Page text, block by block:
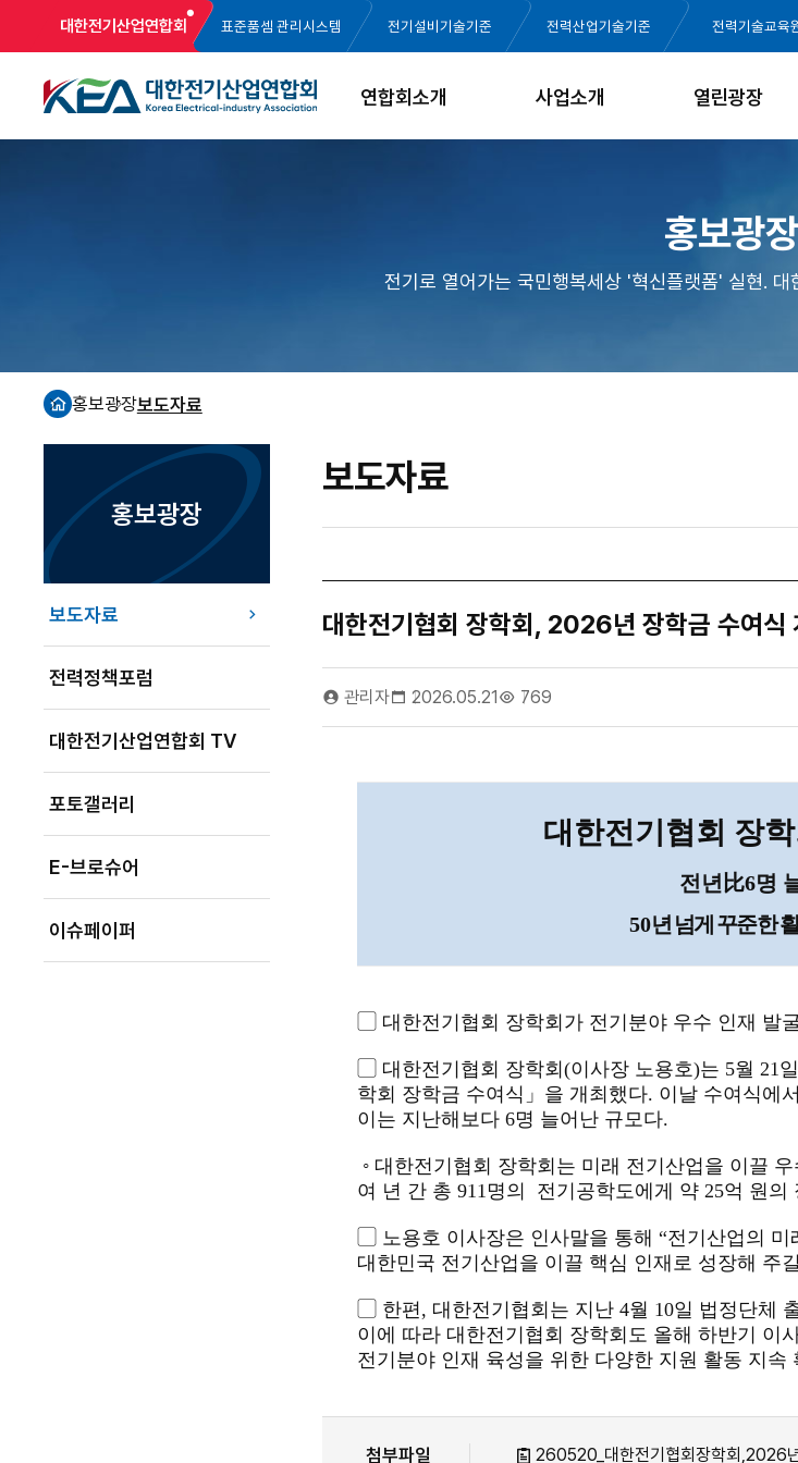
대한전기산업연합회 표준품셈 관리시스템 전기설비기술기준 전력산업기술기준 전력기술교육
연합회소개 사업소개 열린광장
홍보광장
전기로 열어가는 국민행복세상 '혁신플랫폼' 실현.
홈
홍보광장보도자료
홍보광장
보도자료
전력정책포럼
대한전기산업연합회 TV
포토갤러리
E-브로슈어
이슈페이퍼
보도자료
대한전기협회 장학회, 2026년 장학금 수여식
관리자 2026.05.21 769
대한전기협회 장
전년 比6명
50년 넘게 꾸준한
▢ 대한전기협회 장학회가 전기분야 우수 인재 발
▢ 대한전기협회 장학회(이사장 노용호)는 5월 21
학회 장학금 수여식」을 개최했다. 이날 수여식에
이는 지난해보다 6명 늘어난 규모다.
◦ 대한전기협회 장학회는 미래 전기산업을 이끌
여 년 간 총 911명의 전기공학도에게 약 25억 원의
▢ 노용호 이사장은 인사말을 통해 “전기산업의
대한민국 전기산업을 이끌 핵심 인재로 성장해 주
▢ 한편, 대한전기협회는 지난 4월 10일 법정단체
이에 따라 대한전기협회 장학회도 올해 하반기 이
전기분야 인재 육성을 위한 다양한 지원 활동 지속
첨부파일
260520_대한전기협회장학회,2026